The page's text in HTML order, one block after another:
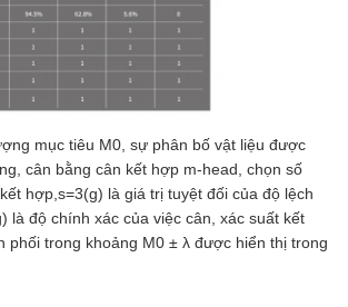
mục tiêu M0, sự phân bố vật liệu được
cân bằng cân kết hợp m-head, chọn số
hợp,s=3(g) là giá trị tuyệt đối của độ lệch
là độ chính xác của việc cân, xác suất kết
phối trong khoảng M0 ± λ được hiển thị trong